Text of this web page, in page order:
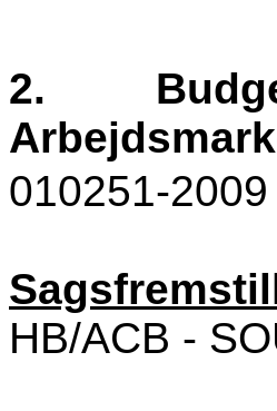
2.
010251-2009
HB/ACB -